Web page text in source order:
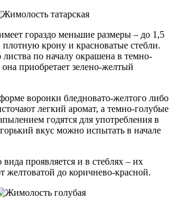
гораздо меньшие размеры – до 1,5
крону и красноватые стебли.
по началу окрашена в темно-
приобретает зелено-желтый
воронки бледновато-желтого либо
легкий аромат, а темно-голубые
годятся для употребления в
вкус можно испытать в начале
вида проявляется и в стеблях – их
желтоватой до коричнево-красной.